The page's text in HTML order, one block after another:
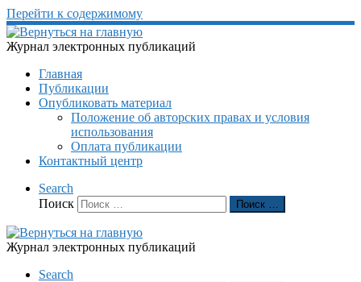
Перейти к содержимому
Журнал электронных публикаций
Главная
Публикации
Опубликовать материал
Положение об авторских правах и условия
использования
Оплата публикации
Контактный центр
Search
Поиск
Поиск …
Журнал электронных публикаций
Search